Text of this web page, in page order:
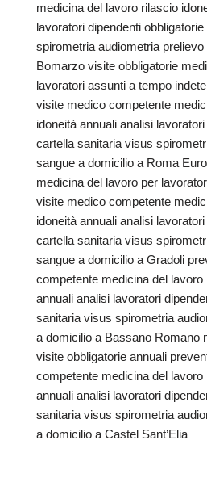
medicina del lavoro rilascio
lavoratori dipendenti
spirometria audiometria
Bomarzo visite obbligatorie
lavoratori assunti a tempo
visite medico competente
idoneità annuali analisi
cartella sanitaria visus
sangue a domicilio a Roma
medicina del lavoro per
visite medico competente
idoneità annuali analisi
cartella sanitaria visus
sangue a domicilio a Gradoli
competente medicina del lavoro
annuali analisi lavoratori
sanitaria visus spirometria
a domicilio a Bassano Romano
visite obbligatorie annuali
competente medicina del lavoro
annuali analisi lavoratori
sanitaria visus spirometria
a domicilio a Castel Sant’Elia